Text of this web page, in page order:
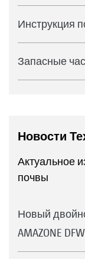
Инструкция
Запасные
Новости
Актуальное
почвы
Новый
AMAZONE